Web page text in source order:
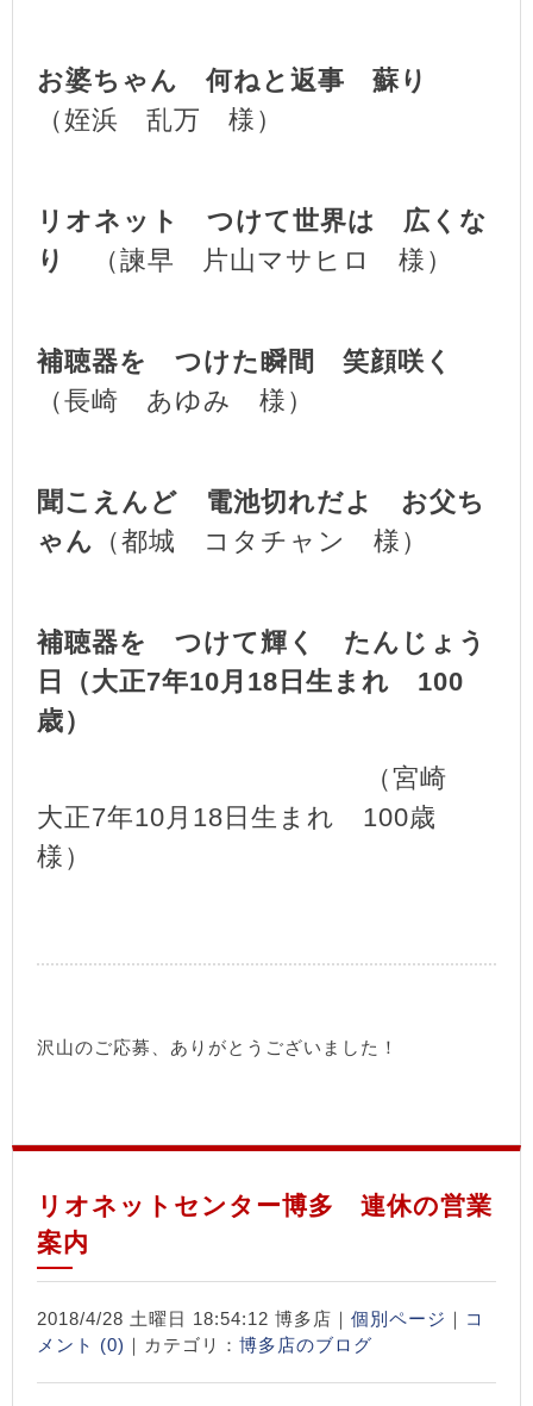
お婆ちゃん 何ねと返事 蘇り
（姪浜 乱万 様）
リオネット つけて世界は 広くな
り
（諫早 片山マサヒロ 様）
補聴器を つけた瞬間 笑顔咲く
（長崎 あゆみ 様）
聞こえんど 電池切れだよ お父ち
ゃん （都城 コタチャン 様）
補聴器を つけて輝く たんじょう
日（大正7年10月18日生まれ 100
歳）
（宮崎
大正7年10月18日生まれ 100歳
様）
沢山のご応募、ありがとうございました！
リオネットセンター博多 連休の営業
案内
2018/4/28 土曜日 18:54:12 博多店｜ 個別ページ ｜ コ
メント (0) ｜カテゴリ： 博多店のブログ